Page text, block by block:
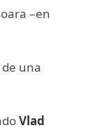
–en
una
Vlad